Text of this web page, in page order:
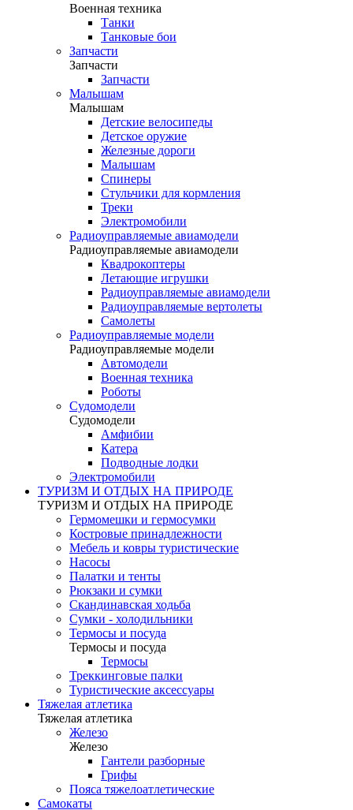
Военная техника
Танки
Танковые бои
Запчасти
Запчасти
Запчасти
Малышам
Малышам
Детские велосипеды
Детское оружие
Железные дороги
Малышам
Спинеры
Стульчики для кормления
Треки
Электромобили
Радиоуправляемые авиамодели
Радиоуправляемые авиамодели
Квадрокоптеры
Летающие игрушки
Радиоуправляемые авиамодели
Радиоуправляемые вертолеты
Самолеты
Радиоуправляемые модели
Радиоуправляемые модели
Автомодели
Военная техника
Роботы
Судомодели
Судомодели
Амфибии
Катера
Подводные лодки
Электромобили
ТУРИЗМ И ОТДЫХ НА ПРИРОДЕ
ТУРИЗМ И ОТДЫХ НА ПРИРОДЕ
Гермомешки и гермосумки
Костровые принадлежности
Мебель и ковры туристические
Насосы
Палатки и тенты
Рюкзаки и сумки
Скандинавская ходьба
Сумки - холодильники
Термосы и посуда
Термосы и посуда
Термосы
Треккинговые палки
Туристические аксессуары
Тяжелая атлетика
Тяжелая атлетика
Железо
Железо
Гантели разборные
Грифы
Пояса тяжелоатлетические
Самокаты